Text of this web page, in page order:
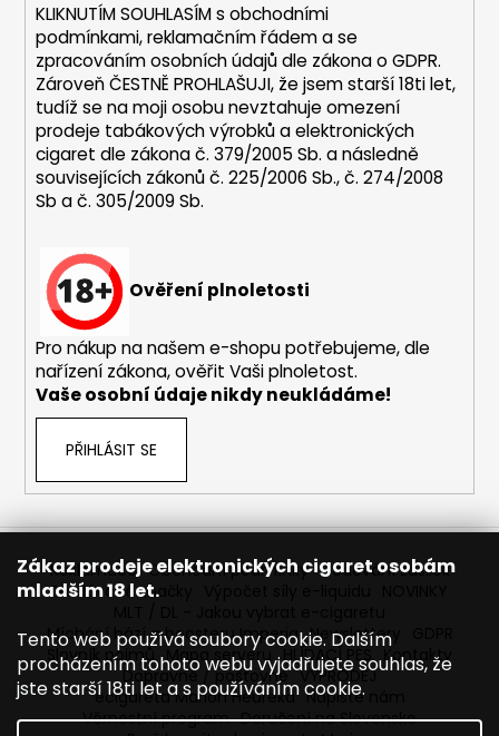
Zákaz prodeje elektronických cigaret osobám
mladším 18 let.
Tento web používá soubory cookie. Dalším
procházením tohoto webu vyjadřujete souhlas, že
jste starší 18ti let a s používáním cookie.
KLIKNUTÍM SOUHLASÍM s obchodními
podmínkami,reklamačním řádem a se
zpracováním osobních údajů dle zákona oGDPR.
Zároveň ČESTNĚ PROHLAŠUJI, že jsem starší 18ti let,
tudíž se na moji osobu nevztahuje omezení
prodeje tabákových výrobků a elektronických
cigaret dle zákona č. 379/2005 Sb. a následně
souvisejících zákonů č. 225/2006 Sb., č. 274/2008
Sb a č. 305/2009 Sb.
Ověření plnoletosti
Pro nákup na našem e-shopu potřebujeme, dle
nařízení zákona, ověřit Vaši plnoletost.
Vaše osobní údaje nikdy neukládáme!
PŘIHLÁSIT SE
Reklamace Obchodní podmínky Sledování zásilek
Prodávané značky
Míchání bází a boosteru Imperia Newslettery
Slovník pojmů Mapa serveru HLÍDACÍ PES Kontakty
Dopravné / poštovné VÝPRODEJ
ecigareta Marion Heureka Napište nám
Věrnostní program Doručení na Slovensko